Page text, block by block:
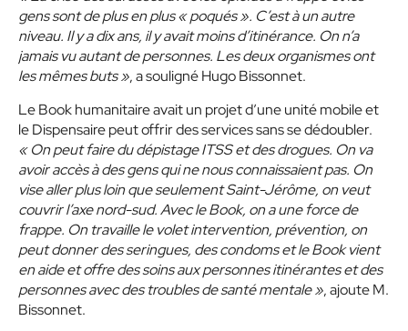
gens sont de plus en plus « poqués ». C’est à un autre
niveau. Il y a dix ans, il y avait moins d’itinérance. On n’a
jamais vu autant de personnes. Les deux organismes ont
les mêmes buts », a souligné Hugo Bissonnet.
Le Book humanitaire avait un projet d’une unité mobile et
le Dispensaire peut offrir des services sans se dédoubler.
« On peut faire du dépistage ITSS et des drogues. On va
avoir accès à des gens qui ne nous connaissaient pas. On
vise aller plus loin que seulement Saint-Jérôme, on veut
couvrir l’axe nord-sud. Avec le Book, on a une force de
frappe. On travaille le volet intervention, prévention, on
peut donner des seringues, des condoms et le Book vient
en aide et offre des soins aux personnes itinérantes et des
personnes avec des troubles de santé mentale », ajoute M.
Bissonnet.